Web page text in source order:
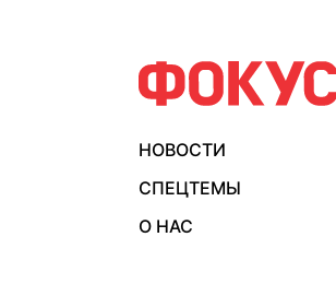
НОВОСТИ
СПЕЦТЕМЫ
О НАС